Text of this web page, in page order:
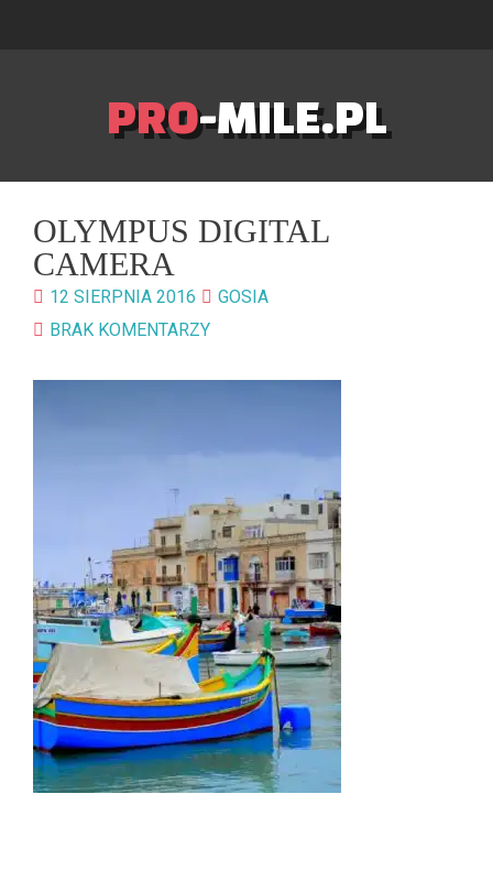
PRO-MILE.PL
OLYMPUS DIGITAL
CAMERA
12 SIERPNIA 2016
GOSIA
BRAK KOMENTARZY